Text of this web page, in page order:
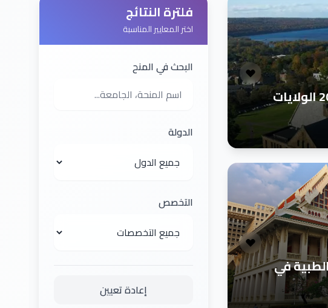
منحة جامعة كورنيل لعام 2027 الولايات
في
فلترة النتائج
اختر المعايير المناسبة
البحث في المنح
الدولة
التخصص
إعادة تعيين